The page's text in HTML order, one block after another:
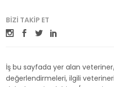
BIZI TAKIP ET
İş bu sayfada yer alan
değerlendirmeleri, ilgili